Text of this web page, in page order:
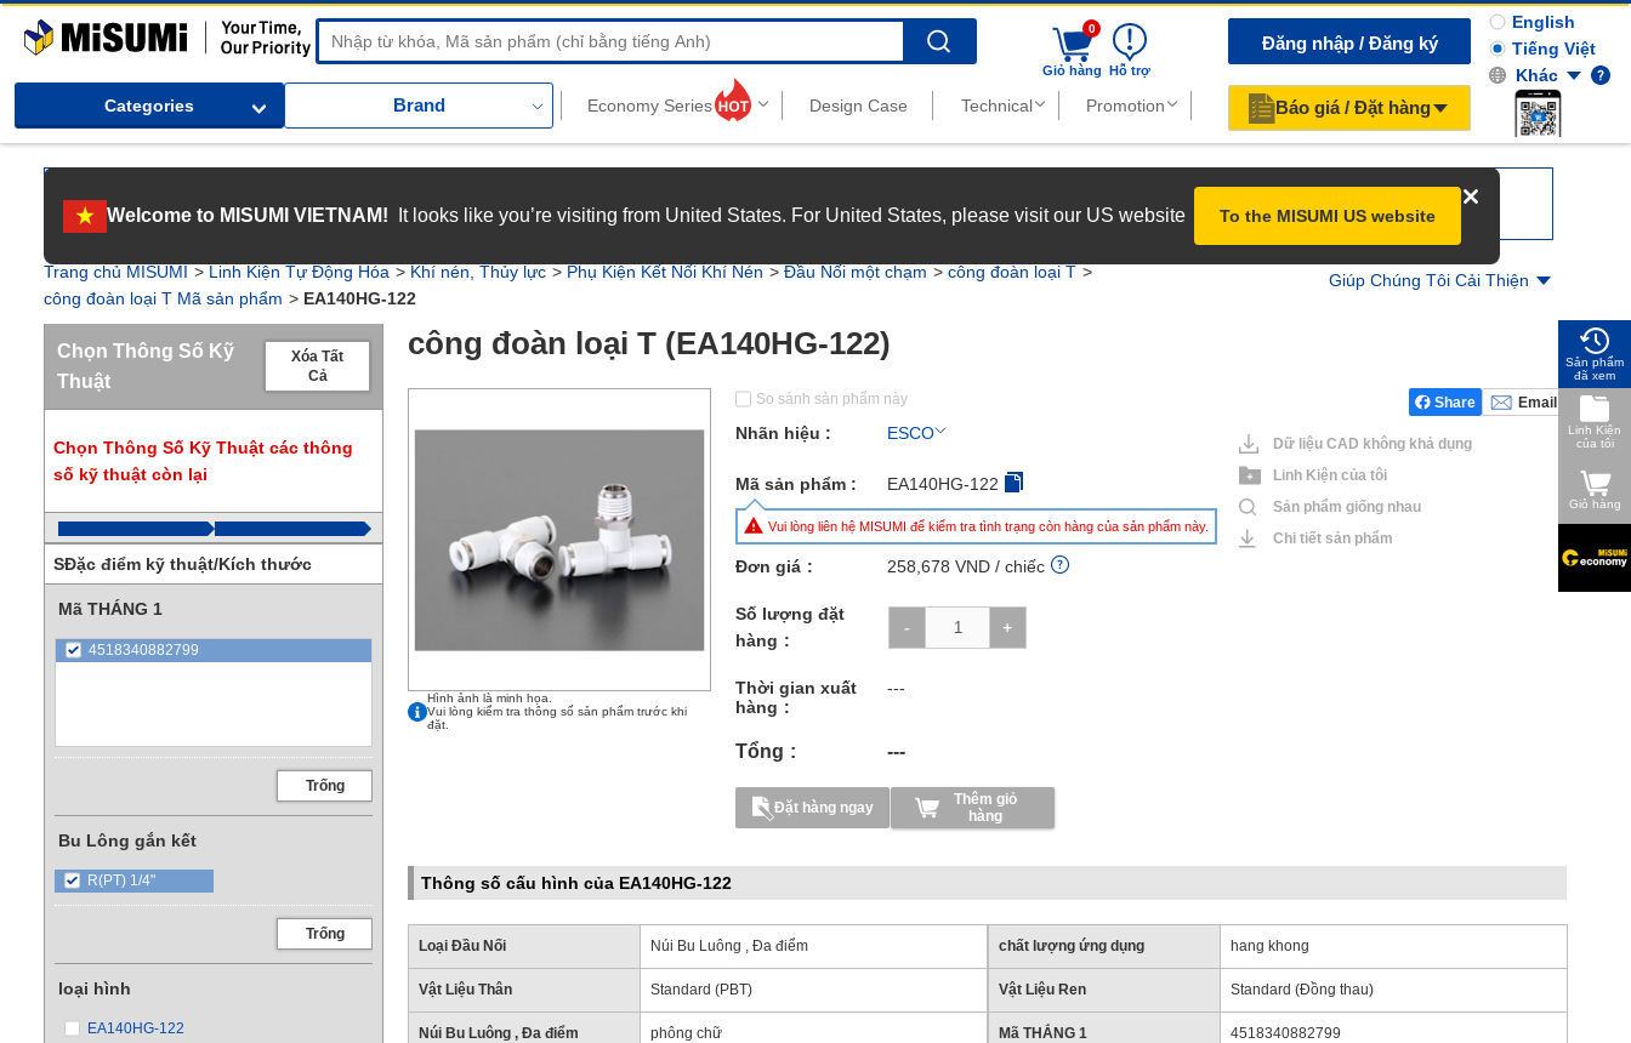
MiSUMi
Search
0
Giỏ hàng Hỗ trợ
Categories Brand
Đăng nhập / Đăng ký
Báo giá / Đặt hàng
English
Tiếng Việt
Khác
Welcome to MISUMI VIETNAM! It looks like you’re visiting from United States. For United States, please visit our US website To the MISUMI US website
[Recruitment] We're hiring! Grab your ultimate career opportunity & enjoy top-tier benefits at MISUMI Vietnam.See more
Trang chủ MISUMI Linh Kiện Tự Động Hóa Khí nén, Thủy lực Phụ Kiện Kết Nối Khí Nén Đầu Nối một chạm
công đoàn loại T
công đoàn loại T Mã sản phẩm
EA140HG-122
Giúp Chúng Tôi Cải Thiện
Chọn Thông Số Kỹ
Thuật
Xóa Tất
Cả
Chọn Thông Số Kỹ Thuật các thông
số kỹ thuật còn lại
SĐặc điểm kỹ thuật/Kích thước
Mã THÁNG 1
4518340882799
Trống
Bu Lông gắn kết
R(PT) 1/4"
Trống
loại hình
EA140HG-122
công đoàn loại T (EA140HG-122)
Hình ảnh là minh họa.
Vui lòng kiểm tra thông số sản phẩm trước khi
đặt.
So sánh sản phẩm này
Nhãn hiệu : ESCO
Mã sản phẩm : EA140HG-122
Vui lòng liên hệ MISUMI để kiểm tra tình trạng còn hàng của sản phẩm này.
Đơn giá 258,678 VND / chiếc
Số lượng đặt
hàng
Thời gian xuất
hàng
---
Tổng ---
Đặt hàng ngay
Thêm giỏ
hàng
Share Email
Dữ liệu CAD không khả dụng
Linh Kiện của tôi
Sản phẩm giống nhau
Chi tiết sản phẩm
Thông số cấu hình của EA140HG-122
Loại Đầu Nối Núi Bu Luông , Đa điểm chất lượng ứng dụng hang khong
Vật Liệu Thân Standard (PBT) Vật Liệu Ren Standard (Đồng thau)
Núi Bu Luông , Đa điểm phông chữ Mã THẮNG 1 4518340882799
Sản phẩm
đã xem
Linh Kiện
của tôi
Giỏ hàng